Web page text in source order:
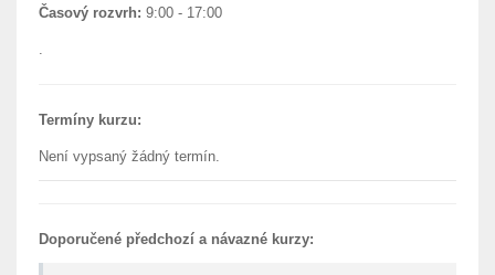
Časový rozvrh: 9:00 - 17:00
.
Termíny kurzu:
Není vypsaný žádný termín.
Doporučené předchozí a návazné kurzy: